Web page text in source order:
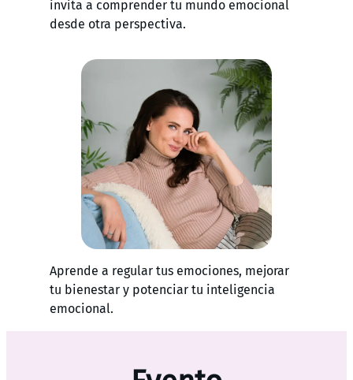
invita a comprender tu mundo emocional
desde otra perspectiva.
Aprende a regular tus emociones, mejorar
tu bienestar y potenciar tu inteligencia
emocional.